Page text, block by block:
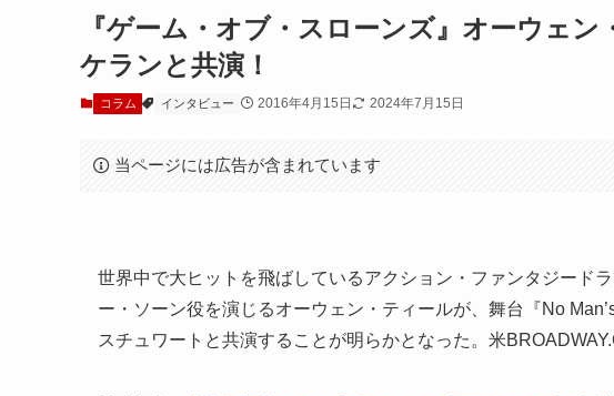
『ゲーム・オブ・スローンズ』オーウェ
ケランと共演！
コラム インタビュー 2016年4月15日 2024年7月15日
当ページには広告が含まれています
世界中で大ヒットを飛ばしているアクション・ファンタジード
ー・ソーン役を演じるオーウェン・ティールが、舞台『No
スチュワートと共演することが明らかとなった。米